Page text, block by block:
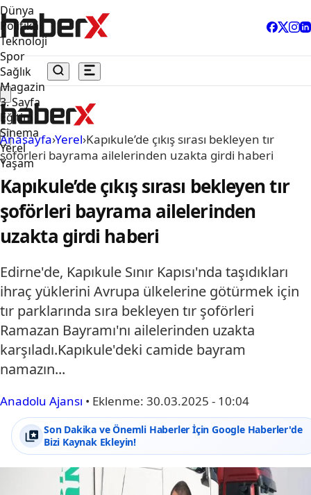
Dünya
Politika
Teknoloji
Spor
Sağlık
Magazin
3. Sayfa
Eğitim
Sinema
Yerel
Yaşam
Anasayfa›Yerel›Kapıkule’de çıkış sırası bekleyen tır
şoförleri bayrama ailelerinden uzakta girdi haberi
Kapıkule’de çıkış sırası bekleyen tır
şoförleri bayrama ailelerinden
uzakta girdi haberi
Edirne'de, Kapıkule Sınır Kapısı'nda taşıdıkları
ihraç yüklerini Avrupa ülkelerine götürmek için
tır parklarında sıra bekleyen tır şoförleri
Ramazan Bayramı'nı ailelerinden uzakta
karşıladı.Kapıkule'deki camide bayram
namazın...
Anadolu Ajansı • Eklenme: 30.03.2025 - 10:04
Son Dakika ve Önemli Haberler İçin Google Haberler'de
Bizi Kaynak Ekleyin!